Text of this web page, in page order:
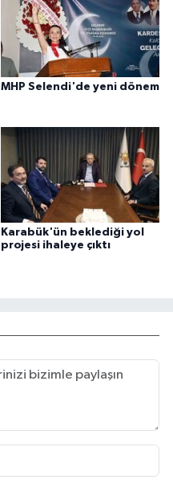
MHP Selendi'de yeni dönem
Karabük'ün beklediği yol
projesi ihaleye çıktı